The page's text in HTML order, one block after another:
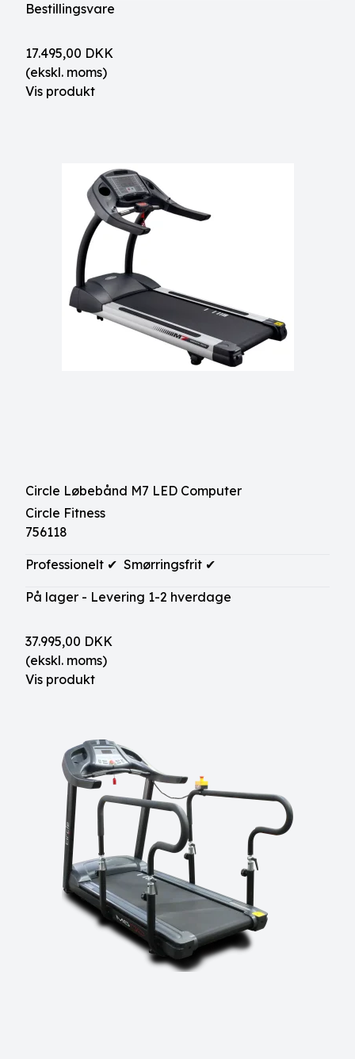
Bestillingsvare
17.495,00 DKK
(ekskl. moms)
Vis produkt
Circle Løbebånd M7 LED Computer
Circle Fitness
756118
Professionelt ✔ Smørringsfrit ✔
På lager - Levering 1-2 hverdage
37.995,00 DKK
(ekskl. moms)
Vis produkt